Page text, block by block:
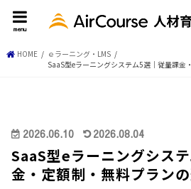
menu
HOME
ｅラーニング・LMS
SaaS型eラーニングシステム5選｜従量課金
2026.06.10 2026.08.04
SaaS型eラーニングシス
金・定額制・無料プラン